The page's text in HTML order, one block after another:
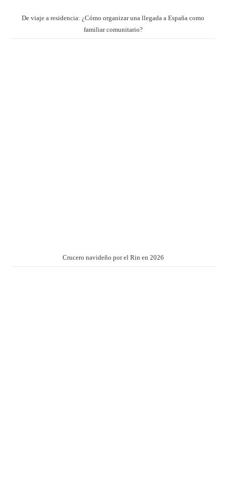
De viaje a residencia: ¿Cómo organizar una llegada a España como
familiar comunitario?
Crucero navideño por el Rin en 2026